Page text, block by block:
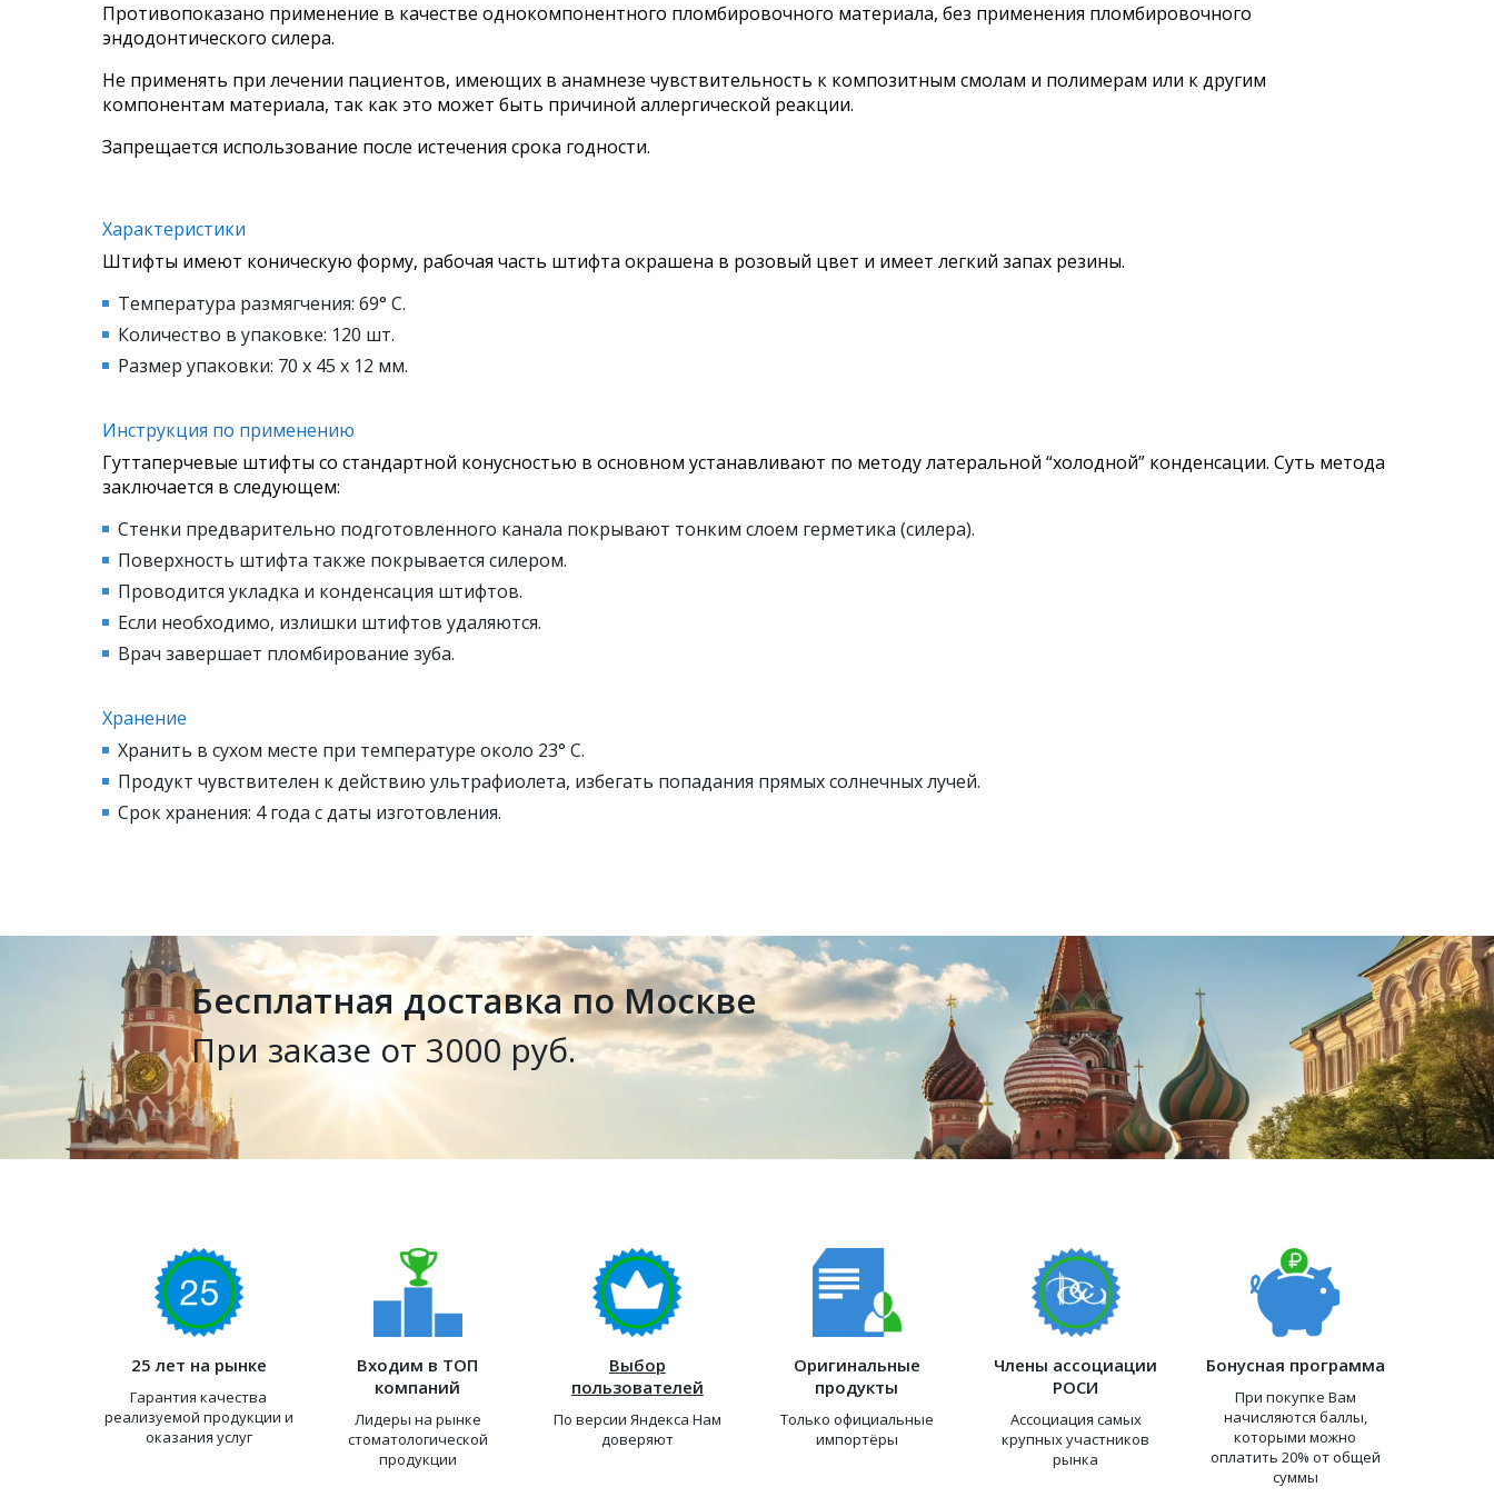
Противопоказано применение в качестве однокомпонентного пломбировочного материала, без применения пломбировочного
эндодонтического силера.
Не применять при лечении пациентов, имеющих в анамнезе чувствительность к композитным смолам и полимерам или к другим
компонентам материала, так как это может быть причиной аллергической реакции.
Запрещается использование после истечения срока годности.
Характеристики
Штифты имеют коническую форму, рабочая часть штифта окрашена в розовый цвет и имеет легкий запах резины.
Температура размягчения: 69° С.
Количество в упаковке: 120 шт.
Размер упаковки: 70 х 45 х 12 мм.
Инструкция по применению
Гуттаперчевые штифты со стандартной конусностью в основном устанавливают по методу латеральной “холодной” конденсации. Суть метода
заключается в следующем:
Стенки предварительно подготовленного канала покрывают тонким слоем герметика (силера).
Поверхность штифта также покрывается силером.
Проводится укладка и конденсация штифтов.
Если необходимо, излишки штифтов удаляются.
Врач завершает пломбирование зуба.
Хранение
Хранить в сухом месте при температуре около 23° С.
Продукт чувствителен к действию ультрафиолета, избегать попадания прямых солнечных лучей.
Срок хранения: 4 года с даты изготовления.
Бесплатная доставка по Москве
При заказе от 3000 руб.
25 лет на рынке
Гарантия качества
реализуемой продукции и
оказания услуг
Входим в ТОП
компаний
Лидеры на рынке
стоматологической
продукции
Выбор
пользователей
По версии Яндекса Нам
доверяют
Оригинальные
продукты
Только официальные
импортёры
Члены ассоциации
РОСИ
Ассоциация самых
крупных участников
рынка
Бонусная программа
При покупке Вам
начисляются баллы,
которыми можно
оплатить 20% от общей
суммы